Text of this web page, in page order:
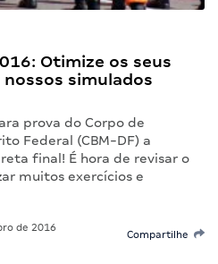
Otimize os seus
simulados
prova do Corpo de
Federal (CBM-DF) a
final! É hora de revisar o
muitos exercícios e
de 2016
Compartilhe